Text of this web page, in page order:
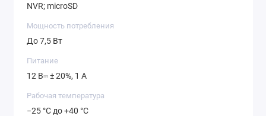
NVR; microSD
Мощность потребления
До 7,5 Вт
Питание
12 В⎓ ± 20%, 1 А
Рабочая температура
−25 °C до +40 °C